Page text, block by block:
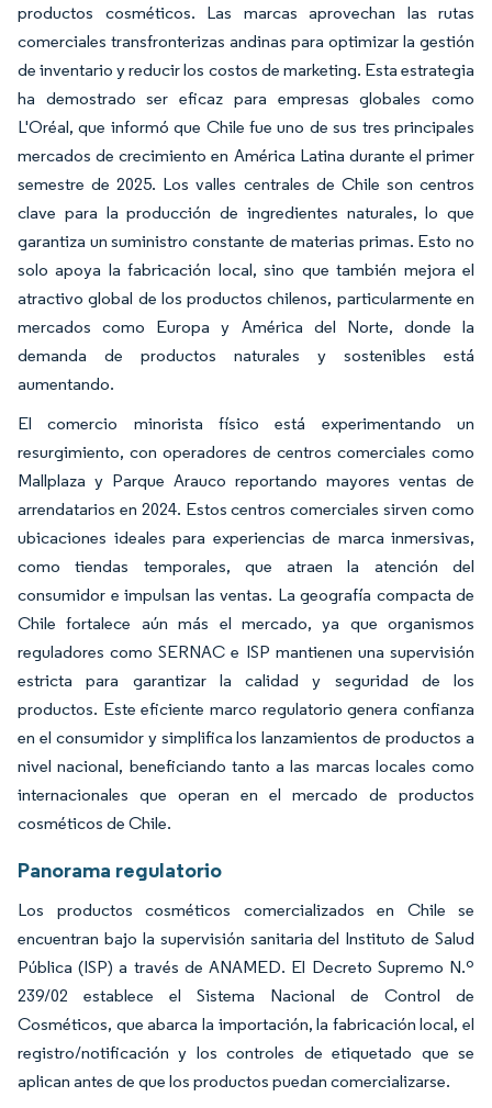
productos cosméticos. Las marcas aprovechan las rutas
comerciales transfronterizas andinas para optimizar la gestión
de inventario y reducir los costos de marketing. Esta estrategia
ha demostrado ser eficaz para empresas globales como
L'Oréal, que informó que Chile fue uno de sus tres principales
mercados de crecimiento en América Latina durante el primer
semestre de 2025. Los valles centrales de Chile son centros
clave para la producción de ingredientes naturales, lo que
garantiza un suministro constante de materias primas. Esto no
solo apoya la fabricación local, sino que también mejora el
atractivo global de los productos chilenos, particularmente en
mercados como Europa y América del Norte, donde la
demanda de productos naturales y sostenibles está
aumentando.
El comercio minorista físico está experimentando un
resurgimiento, con operadores de centros comerciales como
Mallplaza y Parque Arauco reportando mayores ventas de
arrendatarios en 2024. Estos centros comerciales sirven como
ubicaciones ideales para experiencias de marca inmersivas,
como tiendas temporales, que atraen la atención del
consumidor e impulsan las ventas. La geografía compacta de
Chile fortalece aún más el mercado, ya que organismos
reguladores como SERNAC e ISP mantienen una supervisión
estricta para garantizar la calidad y seguridad de los
productos. Este eficiente marco regulatorio genera confianza
en el consumidor y simplifica los lanzamientos de productos a
nivel nacional, beneficiando tanto a las marcas locales como
internacionales que operan en el mercado de productos
cosméticos de Chile.
Panorama regulatorio
Los productos cosméticos comercializados en Chile se
encuentran bajo la supervisión sanitaria del Instituto de Salud
Pública (ISP) a través de ANAMED. El Decreto Supremo N.º
239/02 establece el Sistema Nacional de Control de
Cosméticos, que abarca la importación, la fabricación local, el
registro/notificación y los controles de etiquetado que se
aplican antes de que los productos puedan comercializarse.